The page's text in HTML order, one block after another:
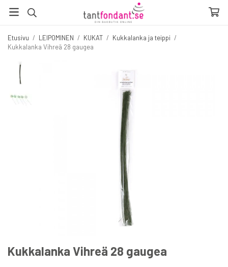
Etusivu / LEIPOMINEN / KUKAT / Kukkalanka ja teippi /
Kukkalanka Vihreä 28 gaugea
Kukkalanka Vihreä 28 gaugea